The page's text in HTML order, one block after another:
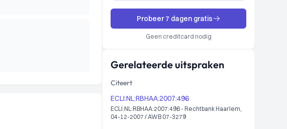
Probeer 7 dagen gratis
Geen creditcard nodig
Gerelateerde uitspraken
Citeert
ECLI:NL:RBHAA:2007:496
ECLI:NL:RBHAA:2007:496 - Rechtbank Haarlem,
04-12-2007 / AWB 07-3279